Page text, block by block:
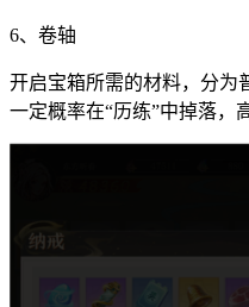
6、卷轴
开启宝箱所需的材料，分为
一定概率在“历练”中掉落，